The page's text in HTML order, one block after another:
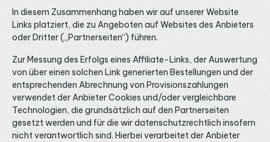
In diesem Zusammenhang haben wir auf unserer Website
Links platziert, die zu Angeboten auf Websites des Anbieters
oder Dritter („Partnerseiten“) führen.
Zur Messung des Erfolgs eines Affiliate-Links, der Auswertung
von über einen solchen Link generierten Bestellungen und der
entsprechenden Abrechnung von Provisionszahlungen
verwendet der Anbieter Cookies und/oder vergleichbare
Technologien, die grundsätzlich auf den Partnerseiten
gesetzt werden und für die wir datenschutzrechtlich insofern
nicht verantwortlich sind. Hierbei verarbeitet der Anbieter